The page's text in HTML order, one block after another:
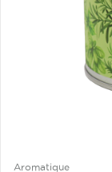
Aromatique